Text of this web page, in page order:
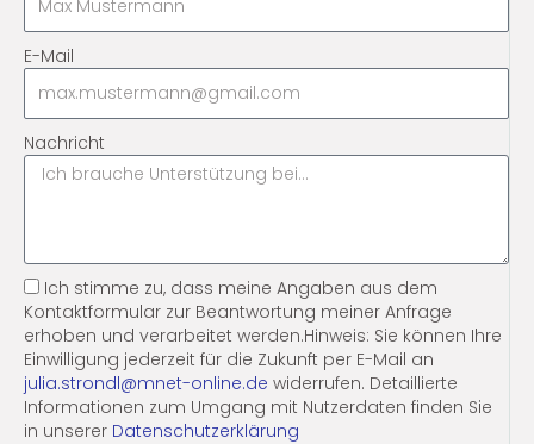
E-Mail
Nachricht
Ich stimme zu, dass meine Angaben aus dem
Kontaktformular zur Beantwortung meiner Anfrage
erhoben und verarbeitet werden.Hinweis: Sie können Ihre
Einwilligung jederzeit für die Zukunft per E-Mail an
julia.strondl@mnet-online.de widerrufen. Detaillierte
Informationen zum Umgang mit Nutzerdaten finden Sie
in unserer Datenschutzerklärung